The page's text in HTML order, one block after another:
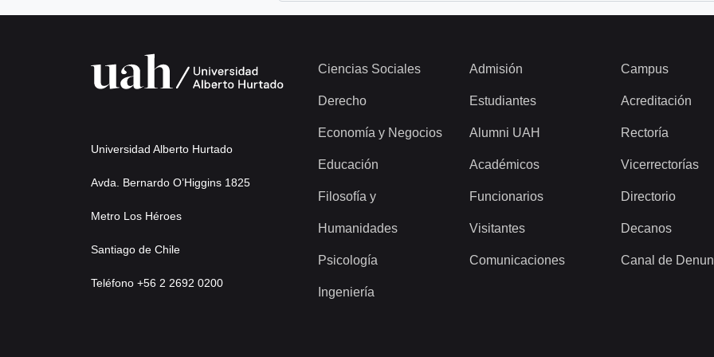
Universidad Alberto Hurtado
Avda. Bernardo O’Higgins 1825
Metro Los Héroes
Santiago de Chile
Teléfono +56 2 2692 0200
Ciencias Sociales
Derecho
Economía y Negocios
Educación
Filosofía y
Humanidades
Psicología
Ingeniería
Admisión
Estudiantes
Alumni UAH
Académicos
Funcionarios
Visitantes
Comunicaciones
Campus
Acreditación
Rectoría
Vicerrectorías
Directorio
Decanos
Canal de